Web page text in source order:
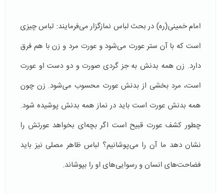
امام خمینی(ره) در بحث لباس نمازگزار می‌فرمایند: لباس چیزی
است كه با آن ستر عورت می‌شود و عورت مرد و زن با هم فرق
دارد. زن همه بدنش به جز گردی صورت و دو دست او عورت
است، مرد بخشی از بدنش عورت محسوب می‌شود. زن چون
همه بدنش عورت است باید در نماز همه بدنش پوشیده شود.
چطور كشف عورت قبیح است اگر بچه‌ای بخواهد عورتش را
نشان دهد ما آن را می‌پوشانیم؟ لباس ظاهر مصلی نیز باید
فضاحت‌های انسان و رسوایی‌های او را بپوشاند.